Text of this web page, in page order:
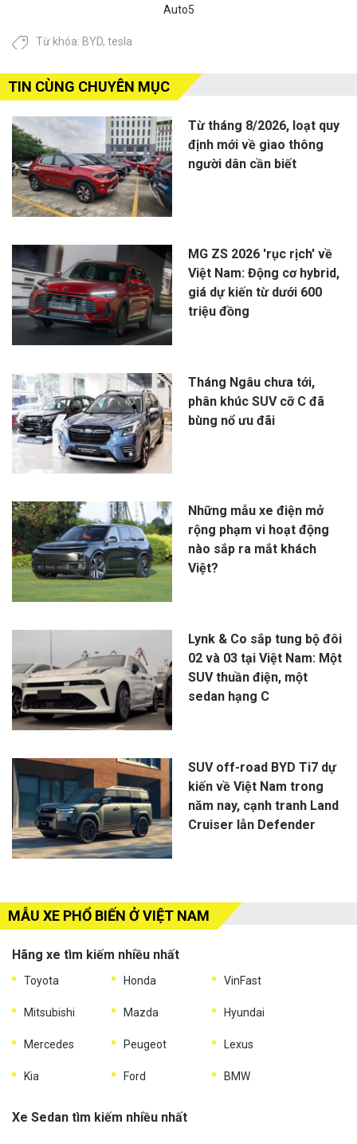
Auto5
Từ khóa: BYD, tesla
TIN CÙNG CHUYÊN MỤC
Từ tháng 8/2026, loạt quy
định mới về giao thông
người dân cần biết
MG ZS 2026 'rục rịch' về
Việt Nam: Động cơ hybrid,
giá dự kiến từ dưới 600
triệu đồng
Tháng Ngâu chưa tới,
phân khúc SUV cỡ C đã
bùng nổ ưu đãi
Những mẫu xe điện mở
rộng phạm vi hoạt động
nào sắp ra mắt khách
Việt?
Lynk & Co sắp tung bộ đôi
02 và 03 tại Việt Nam: Một
SUV thuần điện, một
sedan hạng C
SUV off-road BYD Ti7 dự
kiến về Việt Nam trong
năm nay, cạnh tranh Land
Cruiser lẫn Defender
MẪU XE PHỔ BIẾN Ở VIỆT NAM
Hãng xe tìm kiếm nhiều nhất
Toyota Honda VinFast
Mitsubishi Mazda Hyundai
Mercedes Peugeot Lexus
Kia Ford BMW
Xe Sedan tìm kiếm nhiều nhất